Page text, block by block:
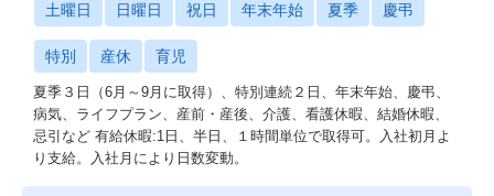
土曜日 日曜日 祝日 年末年始 夏季 慶弔
特別 産休 育児
夏季３日（6月～9月に取得）、特別連続２日、年末年始、慶弔、
病気、ライフプラン、産前・産後、介護、看護休暇、結婚休暇、
忌引など 有給休暇:1日、半日、１時間単位で取得可。入社初月よ
り支給。入社月により日数変動。